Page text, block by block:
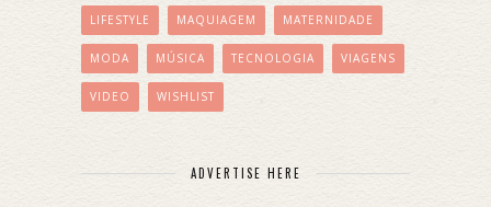
LIFESTYLE MAQUIAGEM MATERNIDADE
MODA MÚSICA TECNOLOGIA VIAGENS
VIDEO WISHLIST
ADVERTISE HERE